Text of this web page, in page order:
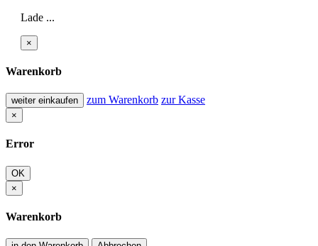
Lade ...
×
Warenkorb
weiter einkaufen zum Warenkorb zur Kasse
×
Error
OK
×
Warenkorb